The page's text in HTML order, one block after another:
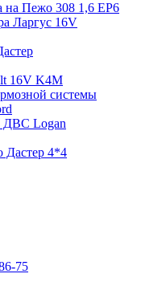
на Пежо 308 1,6 EP6
Ларгус 16V
16V K4M
системы
ДВС Logan
Дастер 4*4
75